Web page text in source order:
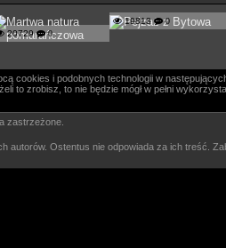
20729 0
19813 0
cookies i podobnych technologii w
to zrobisz, to nie będzie mógł w pełni
zastrzeżone.
autorów. Ostentus nie odpowiada za ich treść.